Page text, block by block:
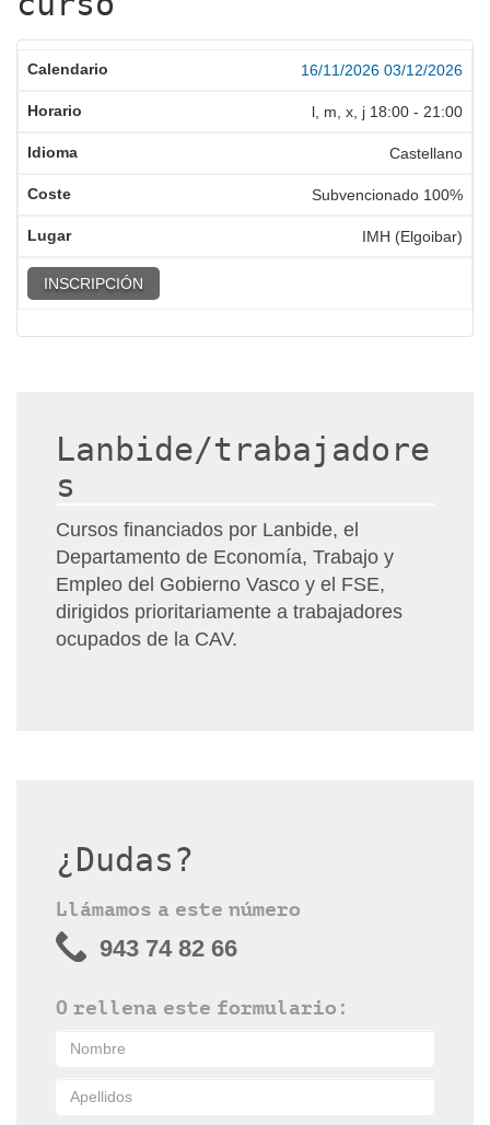
16/11/2026 03/12/2026
l, m, x, j 18:00 - 21:00
Castellano
Subvencionado 100%
IMH (Elgoibar)
INSCRIPCIÓN
Lanbide/trabajadore
s
Cursos financiados por Lanbide, el
Departamento de Economía, Trabajo y
Empleo del Gobierno Vasco y el FSE,
dirigidos prioritariamente a trabajadores
ocupados de la CAV.
¿Dudas?
Llámamos a este número
943 74 82 66
O rellena este formulario: